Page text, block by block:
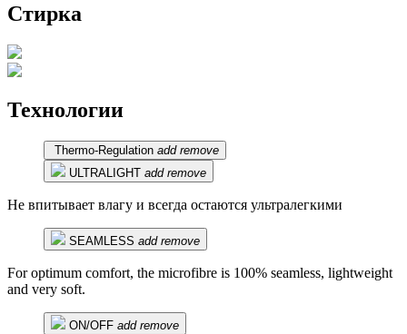
Стирка
Технологии
Thermo-Regulation add remove
ULTRALIGHT add remove
Не впитывает влагу и всегда остаются ультралегкими
SEAMLESS add remove
For optimum comfort, the microfibre is 100% seamless, lightweight
and very soft.
ON/OFF add remove